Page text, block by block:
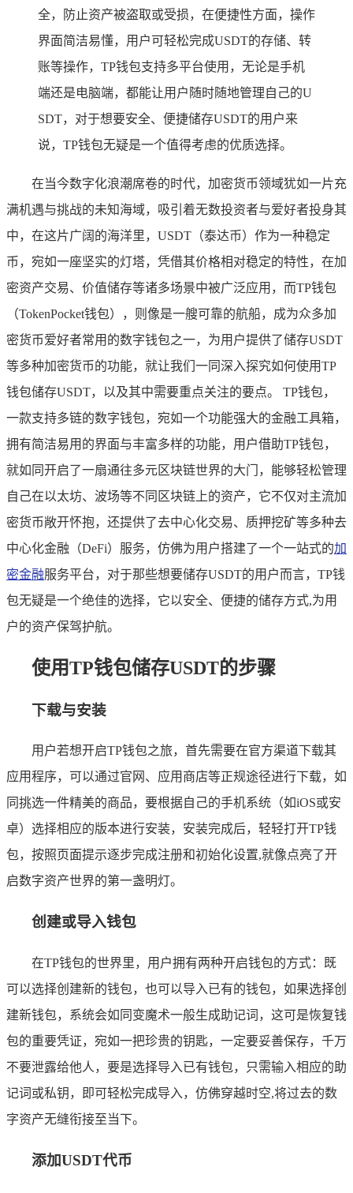
全，防止资产被盗取或受损，在便捷性方面，操作
界面简洁易懂，用户可轻松完成USDT的存储、转
账等操作，TP钱包支持多平台使用，无论是手机
端还是电脑端，都能让用户随时随地管理自己的U
SDT，对于想要安全、便捷储存USDT的用户来
说，TP钱包无疑是一个值得考虑的优质选择。
在当今数字化浪潮席卷的时代，加密货币领域犹如一片充
满机遇与挑战的未知海域，吸引着无数投资者与爱好者投身其
中，在这片广阔的海洋里，USDT（泰达币）作为一种稳定
币，宛如一座坚实的灯塔，凭借其价格相对稳定的特性，在加
密资产交易、价值储存等诸多场景中被广泛应用，而TP钱包
（TokenPocket钱包），则像是一艘可靠的航船，成为众多加
密货币爱好者常用的数字钱包之一，为用户提供了储存USDT
等多种加密货币的功能，就让我们一同深入探究如何使用TP
钱包储存USDT，以及其中需要重点关注的要点。 TP钱包，
一款支持多链的数字钱包，宛如一个功能强大的金融工具箱，
拥有简洁易用的界面与丰富多样的功能，用户借助TP钱包，
就如同开启了一扇通往多元区块链世界的大门，能够轻松管理
自己在以太坊、波场等不同区块链上的资产，它不仅对主流加
密货币敞开怀抱，还提供了去中心化交易、质押挖矿等多种去
中心化金融（DeFi）服务，仿佛为用户搭建了一个一站式的加
密金融服务平台，对于那些想要储存USDT的用户而言，TP钱
包无疑是一个绝佳的选择，它以安全、便捷的储存方式,为用
户的资产保驾护航。
使用TP钱包储存USDT的步骤
下载与安装
用户若想开启TP钱包之旅，首先需要在官方渠道下载其
应用程序，可以通过官网、应用商店等正规途径进行下载，如
同挑选一件精美的商品，要根据自己的手机系统（如iOS或安
卓）选择相应的版本进行安装，安装完成后，轻轻打开TP钱
包，按照页面提示逐步完成注册和初始化设置,就像点亮了开
启数字资产世界的第一盏明灯。
创建或导入钱包
在TP钱包的世界里，用户拥有两种开启钱包的方式：既
可以选择创建新的钱包，也可以导入已有的钱包，如果选择创
建新钱包，系统会如同变魔术一般生成助记词，这可是恢复钱
包的重要凭证，宛如一把珍贵的钥匙，一定要妥善保存，千万
不要泄露给他人，要是选择导入已有钱包，只需输入相应的助
记词或私钥，即可轻松完成导入，仿佛穿越时空,将过去的数
字资产无缝衔接至当下。
添加USDT代币